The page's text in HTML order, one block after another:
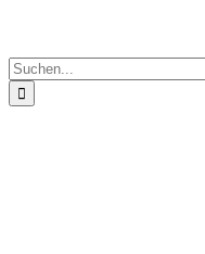
Suche
nach: